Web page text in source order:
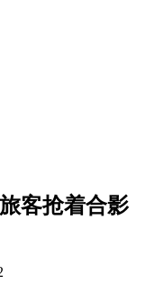
客抢着合影